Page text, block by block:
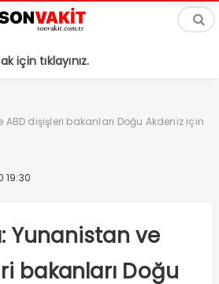
için tıklayınız.
dışişleri bakanları Doğu Akdeniz için
19:30
Yunanistan ve
bakanları Doğu